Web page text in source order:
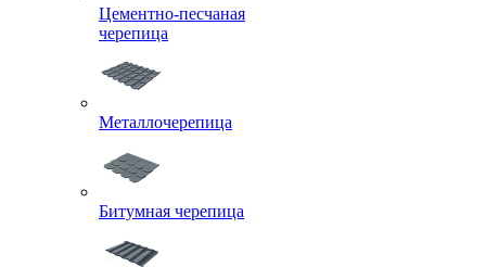
Цементно-песчаная
черепица
Металлочерепица
Битумная черепица